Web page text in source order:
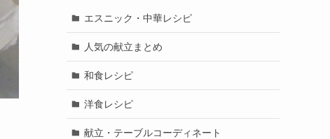
エスニック・中華レシピ
人気の献立まとめ
和食レシピ
洋食レシピ
献立・テーブルコーディネート